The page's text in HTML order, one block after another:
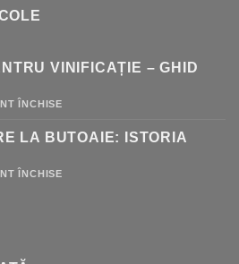
VINIFICAȚIE – GHID
ÎNCHISE
VINIFICAȚIE
LA BUTOAIE: ISTORIA
ÎNCHISE